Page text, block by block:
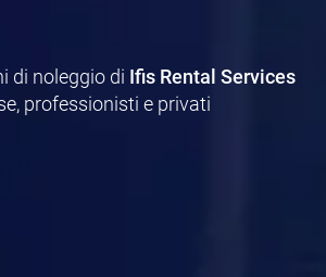
di noleggio di Ifis Rental Services
professionisti e privati